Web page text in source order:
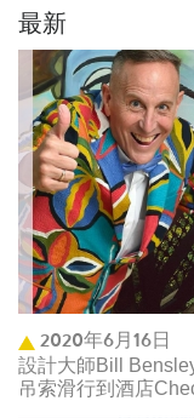
最新
2020年6月16日
設計大師Bill
吊索滑行到酒店